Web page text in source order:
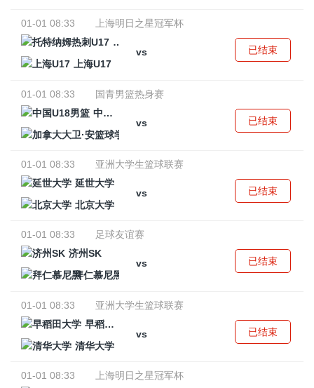
01-01 08:33
上海明日之星冠军杯
托特纳姆热刺U17
vs
上海U17
已结束
01-01 08:33
国青男篮热身赛
中国U18男篮
vs
已结束
01-01 08:33
亚洲大学生篮球联赛
延世大学
vs
北京大学
已结束
01-01 08:33
足球友谊赛
济州SK
vs
拜仁慕尼黑
已结束
01-01 08:33
亚洲大学生篮球联赛
早稻田大学
vs
清华大学
已结束
01-01 08:33
上海明日之星冠军杯